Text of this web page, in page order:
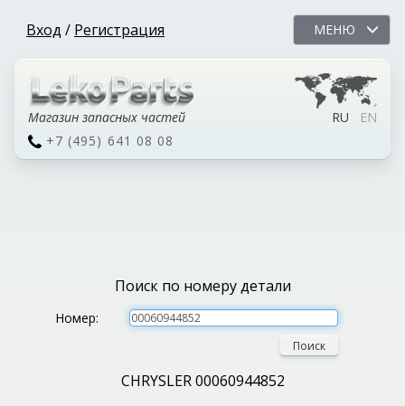
Вход / Регистрация МЕНЮ
Магазин запасных частей RU
EN
+7 (495) 641 08 08
Поиск по номеру детали
Номер:
Поиск
CHRYSLER 00060944852